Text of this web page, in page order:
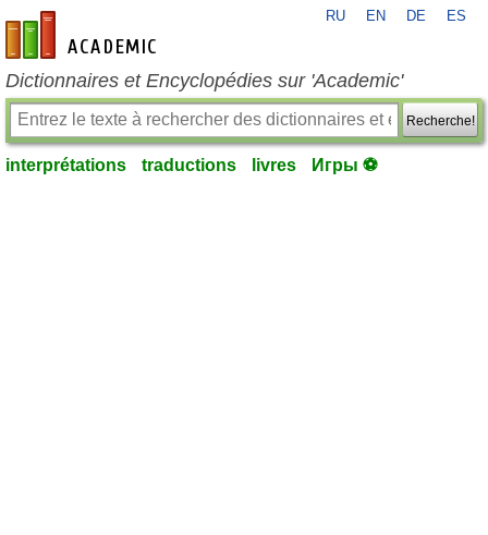
fr-academic.com
RU EN DE ES
Dictionnaires et Encyclopédies sur 'Academic'
Recherche!
interprétations traductions livres Игры ⚽